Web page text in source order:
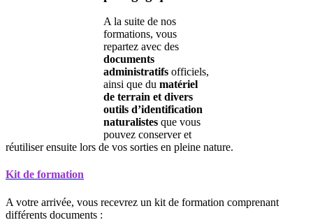
A la suite de nos
formations, vous
repartez avec des
documents
administratifsofficiels,
ainsi que du matériel
de terrain et divers
outils d’identification
naturalistesque vous
pouvez conserver et
réutiliser ensuite lors de vos sorties en pleine nature.
Kit de formation
A votre arrivée, vous recevrez un kit de formation comprenant
différents documents :